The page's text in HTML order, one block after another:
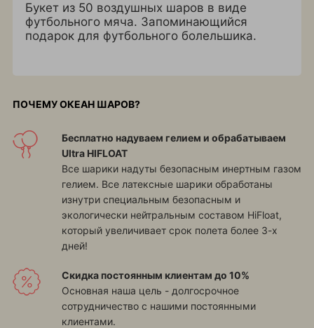
Букет из 50 воздушных шаров в виде
футбольного мяча. Запоминающийся
подарок для футбольного болельшика.
ПОЧЕМУ ОКЕАН ШАРОВ?
Бесплатно надуваем гелием и обрабатываем
Ultra HIFLOAT
Все шарики надуты безопасным инертным газом
гелием. Все латексные шарики обработаны
изнутри специальным безопасным и
экологически нейтральным составом HiFloat,
который увеличивает срок полета более 3-х
дней!
Скидка постоянным клиентам до 10%
Основная наша цель - долгосрочное
сотрудничество с нашими постоянными
клиентами.